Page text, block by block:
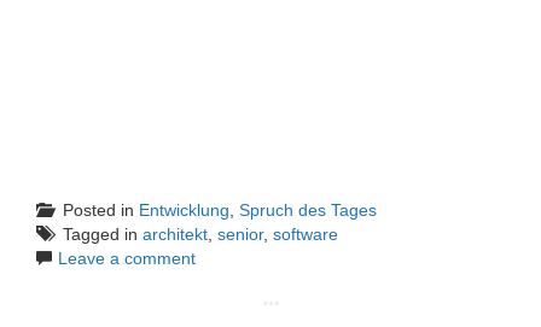
Posted in Entwicklung, Spruch des Tages
Tagged in architekt, senior, software
Leave a comment